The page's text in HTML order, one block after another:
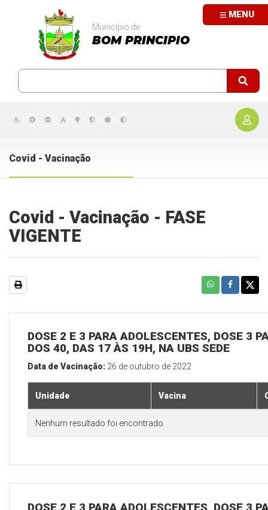
MENU
Município de
BOM PRINCIPIO
Covid - Vacinação
Covid - Vacinação - FASE
VIGENTE
DOSE 2 E 3 PARA ADOLESCENTES, DOSE 3
DOS 40, DAS 17 ÀS 19H, NA UBS SEDE
Data de Vacinação: 26 de outubro de 2022
Unidade Vacina
Nenhum resultado foi encontrado.